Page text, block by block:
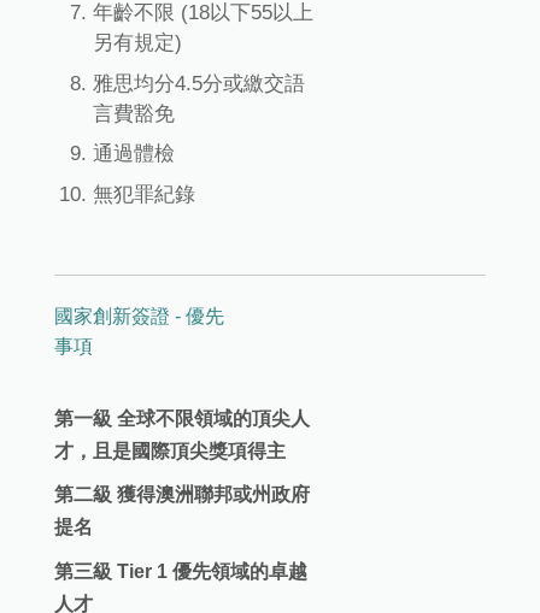
年齡不限 (18以下55以上
另有規定)
雅思均分4.5分或繳交語
言費豁免
通過體檢
無犯罪紀錄
國家創新簽證 - 優先
事項
第一級 全球不限領域的頂尖人
才，且是國際頂尖獎項得主
第二級 獲得澳洲聯邦或州政府
提名
第三級 Tier 1 優先領域的卓越
人才